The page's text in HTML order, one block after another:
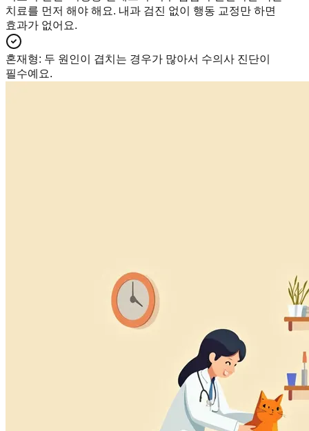
치료를 먼저 해야 해요. 내과 검진 없이 행동 교정만 하면
효과가 없어요.
혼재형: 두 원인이 겹치는 경우가 많아서 수의사 진단이
필수예요.